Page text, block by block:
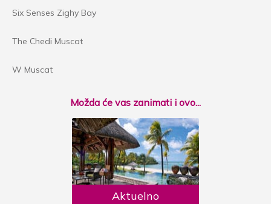
Six Senses Zighy Bay
The Chedi Muscat
W Muscat
Možda će vas zanimati i ovo...
Aktuelno